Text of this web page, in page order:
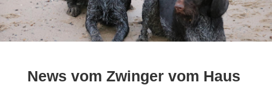
News vom Zwinger vom Haus